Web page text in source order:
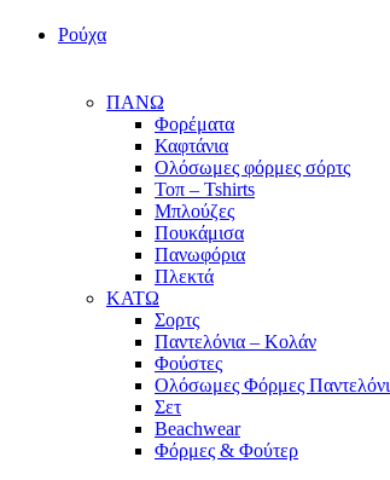
Ρούχα
ΠΑΝΩ
Φορέματα
Καφτάνια
Ολόσωμες φόρμες σόρτς
Τοπ – Tshirts
Μπλούζες
Πουκάμισα
Πανωφόρια
Πλεκτά
ΚΑΤΩ
Σορτς
Παντελόνια – Κολάν
Φούστες
Ολόσωμες Φόρμες Παντελόνι
Σετ
Beachwear
Φόρμες & Φούτερ